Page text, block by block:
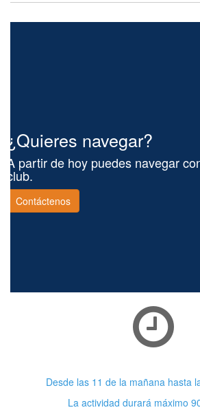
¿Quieres navegar?
A partir de hoy puedes navegar
club.
Contáctenos
Desde las 11 de la mañana hasta
La actividad durará máximo